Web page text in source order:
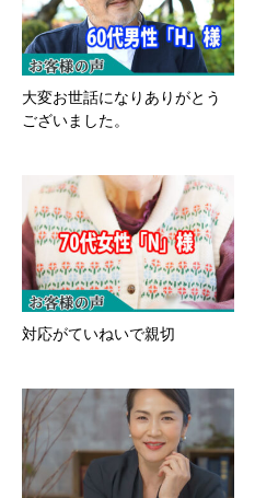
大変お世話になりありがとう
ございました。
対応がていねいで親切